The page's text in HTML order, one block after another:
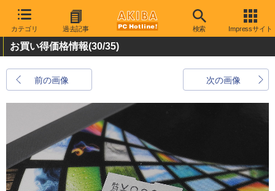
カテゴリ 過去記事 検索 Impressサイト
お買い得価格情報(30/35)
前の画像 次の画像